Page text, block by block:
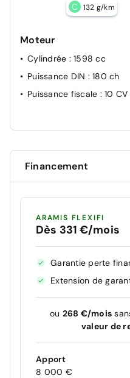
C 132 g/km
Moteur
Cylindrée : 1598 cc
Puissance DIN : 180 ch
Puissance fiscale : 10 CV
Financement
ARAMIS FLEXIFI
Dès 331 €/mois
Garantie perte
Extension de
ou 268 €/mois
valeur de
Apport
8 000 €